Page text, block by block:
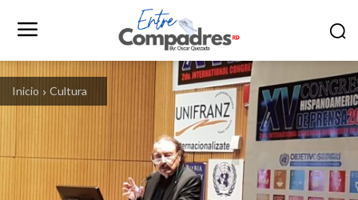
Inicio Cultura